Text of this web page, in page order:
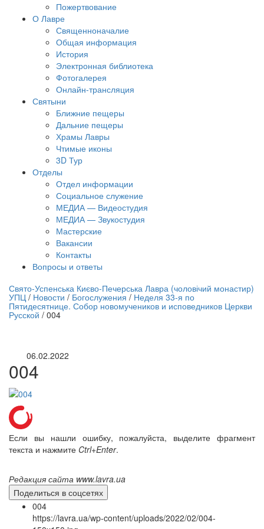
Пожертвование
О Лавре
Священноначалие
Общая информация
История
Электронная библиотека
Фотогалерея
Онлайн-трансляция
Святыни
Ближние пещеры
Дальние пещеры
Храмы Лавры
Чтимые иконы
3D Тур
Отделы
Отдел информации
Социальное служение
МЕДИА — Видеостудия
МЕДИА — Звукостудия
Мастерские
Вакансии
Контакты
Вопросы и ответы
трансляция | 12 сентября
трансляции
Свято-Успенська Києво-Печерська Лавра (чоловічий монастир)
УПЦ / Новости / Богослужения / Неделя 33-я по
Пятидесятнице. Собор новомучеников и исповедников Церкви
Русской / 004
06.02.2022
004
Если вы нашли ошибку, пожалуйста, выделите фрагмент
текста и нажмите Ctrl+Enter.
Редакция сайта www.lavra.ua
Поделиться в соцсетях
004
https://lavra.ua/wp-content/uploads/2022/02/004-